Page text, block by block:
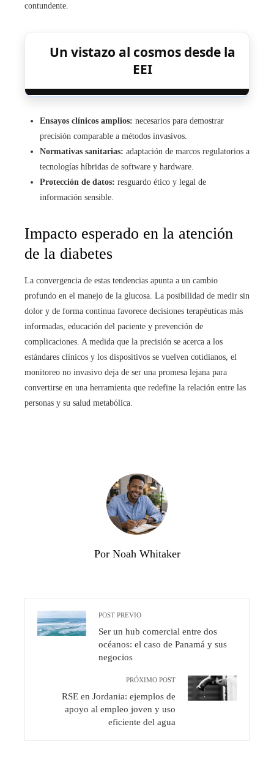
contundente.
Un vistazo al cosmos desde la
EEI
Ensayos clínicos amplios: necesarios para demostrar
precisión comparable a métodos invasivos.
Normativas sanitarias: adaptación de marcos regulatorios a
tecnologías híbridas de software y hardware.
Protección de datos: resguardo ético y legal de
información sensible.
Impacto esperado en la atención
de la diabetes
La convergencia de estas tendencias apunta a un cambio
profundo en el manejo de la glucosa. La posibilidad de medir sin
dolor y de forma continua favorece decisiones terapéuticas más
informadas, educación del paciente y prevención de
complicaciones. A medida que la precisión se acerca a los
estándares clínicos y los dispositivos se vuelven cotidianos, el
monitoreo no invasivo deja de ser una promesa lejana para
convertirse en una herramienta que redefine la relación entre las
personas y su salud metabólica.
Por Noah Whitaker
POST PREVIO
Ser un hub comercial entre dos
océanos: el caso de Panamá y sus
negocios
PRÓXIMO POST
RSE en Jordania: ejemplos de
apoyo al empleo joven y uso
eficiente del agua